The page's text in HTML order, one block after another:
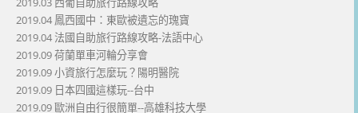
2019.04 鳳西國中：東歐被遺忘的瑰寶
2019.04 法國自助旅行路線攻略-法語中心
2019.09 荷蘭單車河輪分享會
2019.09 小資旅行怎麼玩？陽明醫院
2019.09 日本四國這樣玩--台中
2019.09 歐洲自由行很簡單--高雄科技大學